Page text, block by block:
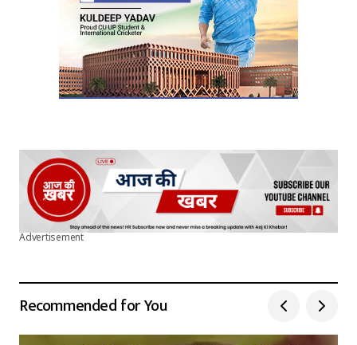
Advertisement
Recommended for You